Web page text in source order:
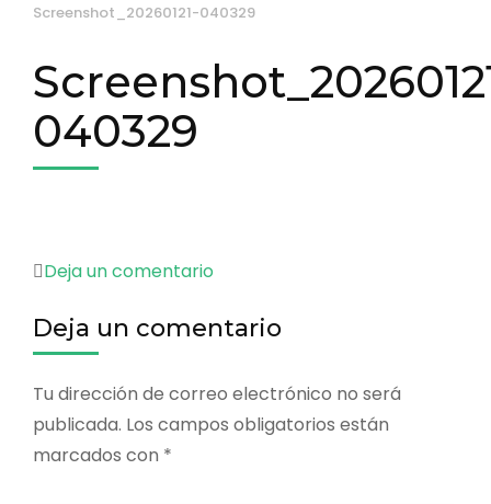
Screenshot_20260121-040329
040329
Deja un comentario
040329
Deja un comentario
Tu dirección de correo electrónico no será
publicada. Los campos obligatorios están
marcados con *